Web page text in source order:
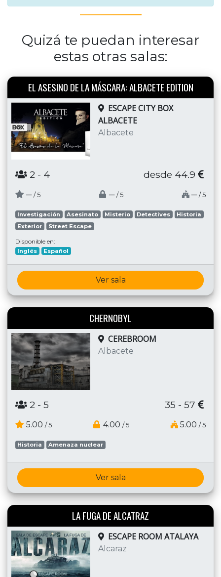
Quizá te puedan interesar
estas otras salas:
EL ASESINO DE LA MÁSCARA: ALBACETE EDITION
ESCAPE CITY BOX
ALBACETE
Albacete
2 - 4 desde 44.9
─ / 5 ─ / 5 ─ / 5
Investigación Asesinato Misterio Detectives
Historia
Exterior
Street Escape
Disponible en:
Inglés Español
Ver sala
CHERNOBYL
CEREBROOM
Albacete
2 - 5 35 - 57
5.00 / 5 4.00 / 5 5.00 / 5
Historia Amenaza nuclear
Ver sala
LA FUGA DE ALCATRAZ
ESCAPE ROOM ATALAYA
Alcaraz